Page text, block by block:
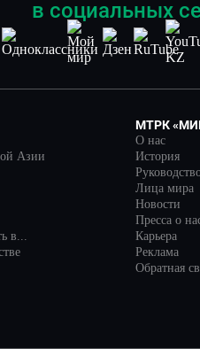
в социальных
Азии
в...
МТРК
О нас
История
Лица мира
Новости
Пресса о
Карьера
Реклама
Обратная